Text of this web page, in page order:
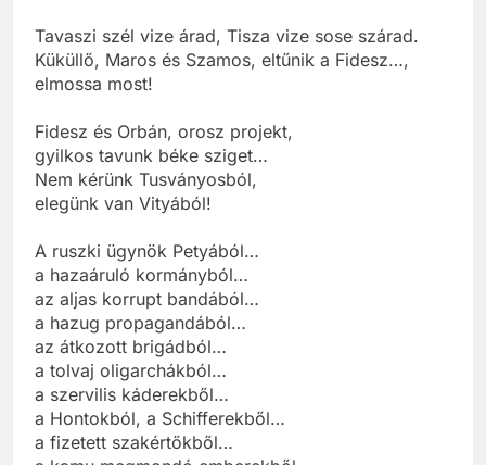
Tavaszi szél vize árad, Tisza vize sose szárad.
Küküllő, Maros és Szamos, eltűnik a Fidesz…,
elmossa most!
Fidesz és Orbán, orosz projekt,
gyilkos tavunk béke sziget…
Nem kérünk Tusványosból,
elegünk van Vityából!
A ruszki ügynök Petyából…
a hazaáruló kormányból…
az aljas korrupt bandából…
a hazug propagandából…
az átkozott brigádból…
a tolvaj oligarchákból…
a szervilis káderekből…
a Hontokból, a Schifferekből…
a fizetett szakértőkből…